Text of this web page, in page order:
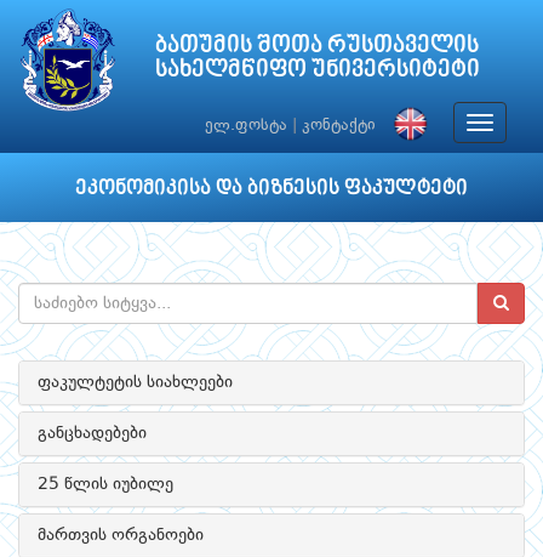
ბათუმის შოთა რუსთაველის
სახელმწიფო უნივერსიტეტი
ელ.ფოსტა კონტაქტი
Toggle
ეკონომიკისა და ბიზნესის ფაკულტეტი
ფაკულტეტის სიახლეები
განცხადებები
25 წლის იუბილე
მართვის ორგანოები